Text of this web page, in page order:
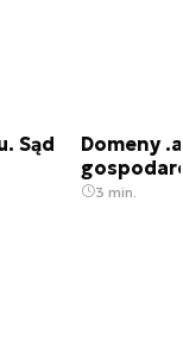
Sąd
Domeny
3 min.